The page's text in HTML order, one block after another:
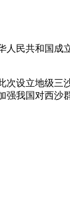
民共和国成
立地级三
我国对西